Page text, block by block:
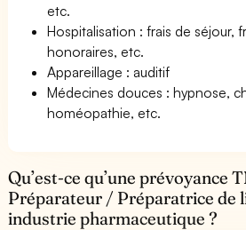
etc.
Hospitalisation : frais de séjour,
honoraires, etc.
Appareillage : auditif
Médecines douces : hypnose,
homéopathie, etc.
Qu’est-ce qu’une prévoyance
Préparateur / Préparatrice de
industrie pharmaceutique ?